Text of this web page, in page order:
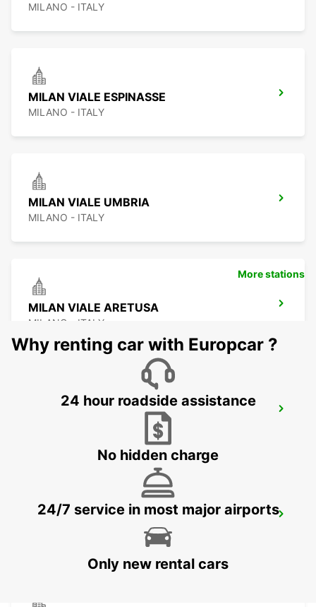
MILANO - ITALY
MILAN VIALE ESPINASSE
MILANO - ITALY
MILAN VIALE UMBRIA
MILANO - ITALY
MILAN VIALE ARETUSA
MILANO - ITALY
MILAN LINATE AIRPORT
MONZA
More stations
Why renting car with Europcar ?
24 hour roadside assistance
No hidden charge
24/7 service in most major airports
Only new rental cars